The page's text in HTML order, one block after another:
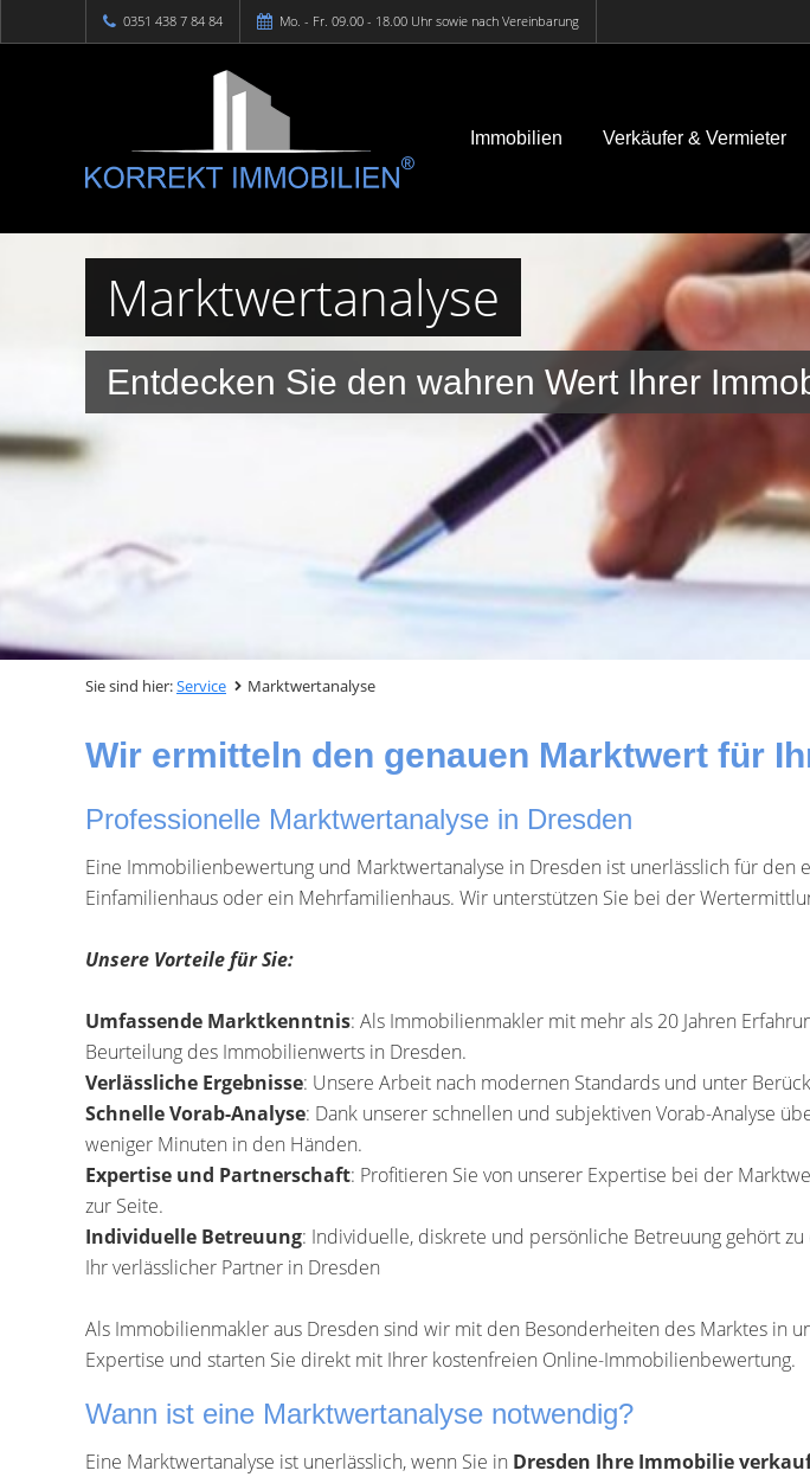
0351 438 7 84 84 Mo. - Fr. 09.00 - 18.00 Uhr sowie nach Vereinbarung
Immobilien Verkäufer & Vermieter
Marktwertanalyse
Entdecken Sie den wahren Wert Ihrer
Sie sind hier:Service Marktwertanalyse
Wir ermitteln den genauen Marktwert für
Professionelle Marktwertanalyse in Dresden
Eine Immobilienbewertung und Marktwertanalyse in Dresden ist unerlässlich für
Einfamilienhaus oder ein Mehrfamilienhaus. Wir unterstützen Sie bei der
Unsere Vorteile für Sie:
Umfassende Marktkenntnis: Als Immobilienmakler mit mehr als 20 Jahren
Beurteilung des Immobilienwerts in Dresden.
Verlässliche Ergebnisse: Unsere Arbeit nach modernen Standards und unter
Schnelle Vorab-Analyse: Dank unserer schnellen und subjektiven Vorab-Analyse
weniger Minuten in den Händen.
Expertise und Partnerschaft: Profitieren Sie von unserer Expertise bei der
zur Seite.
Individuelle Betreuung: Individuelle, diskrete und persönliche Betreuung gehört
Ihr verlässlicher Partner in Dresden
Als Immobilienmakler aus Dresden sind wir mit den Besonderheiten des Marktes in
Expertise und starten Sie direkt mit Ihrer kostenfreien Online-Immobilienbewertung.
Wann ist eine Marktwertanalyse notwendig?
Eine Marktwertanalyse ist unerlässlich, wenn Sie in Dresden Ihre Immobilie